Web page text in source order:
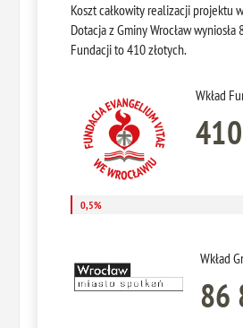
Koszt całkowity realizacji projektu
Dotacja z Gminy Wrocław wyniosła
Fundacji to 410 złotych.
Wkład
0,5%
0,5%
Wkład
86